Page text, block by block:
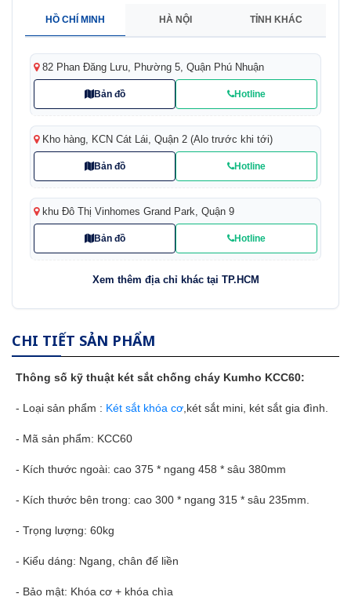
HỒ CHÍ MINH HÀ NỘI TỈNH KHÁC
82 Phan Đăng Lưu, Phường 5, Quận Phú Nhuận
Bản đồ Hotline
Kho hàng, KCN Cát Lái, Quận 2 (Alo trước khi tới)
Bản đồ Hotline
khu Đô Thị Vinhomes Grand Park, Quận 9
Bản đồ Hotline
Xem thêm địa chỉ khác tại TP.HCM
CHI TIẾT SẢN PHẨM
Thông số kỹ thuật két sắt chống cháy Kumho KCC60:
- Loại sản phẩm : Két sắt khóa cơ,két sắt mini, két sắt gia đình.
- Mã sản phẩm: KCC60
- Kích thước ngoài: cao 375 * ngang 458 * sâu 380mm
- Kích thước bên trong: cao 300 * ngang 315 * sâu 235mm.
- Trọng lượng: 60kg
- Kiểu dáng: Ngang, chân đế liền
- Bảo mật: Khóa cơ + khóa chìa